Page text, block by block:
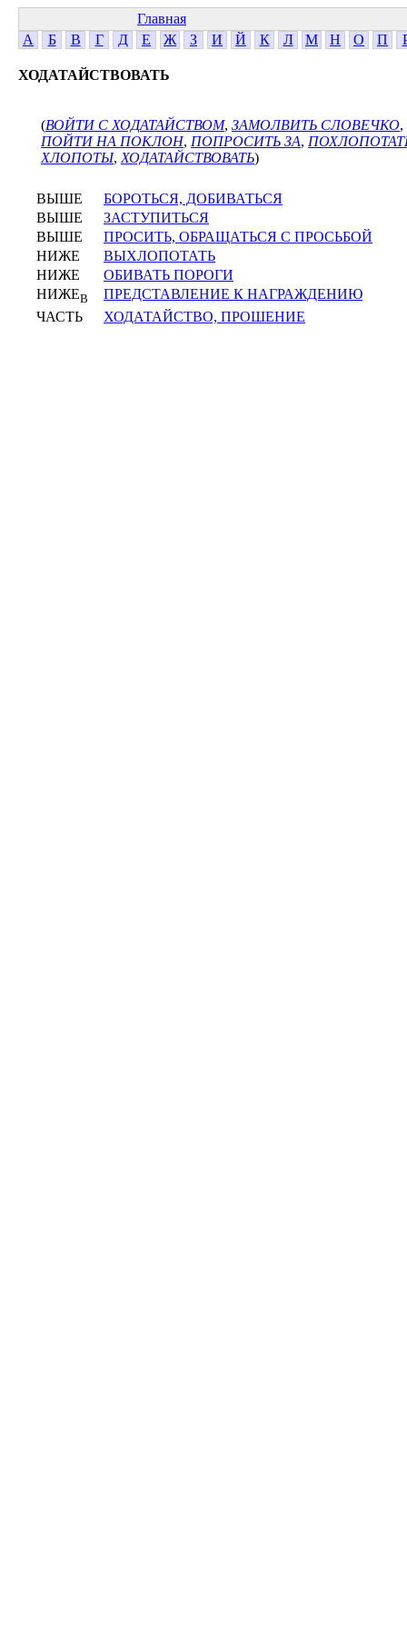
Главная
А
Б В Г Д Е Ж З И Й К Л М Н О П
ХОДАТАЙСТВОВАТЬ
(ВОЙТИ С ХОДАТАЙСТВОМ, ЗАМОЛВИТЬ СЛОВЕЧКО,
ПОЙТИ НА ПОКЛОН, ПОПРОСИТЬ ЗА,
ХЛОПОТЫ, ХОДАТАЙСТВОВАТЬ)
ВЫШЕ
БОРОТЬСЯ, ДОБИВАТЬСЯ
ВЫШЕ
ЗАСТУПИТЬСЯ
ВЫШЕ
ПРОСИТЬ, ОБРАЩАТЬСЯ С ПРОСЬБОЙ
НИЖЕ
ВЫХЛОПОТАТЬ
НИЖЕ
ОБИВАТЬ ПОРОГИ
НИЖЕВ
ПРЕДСТАВЛЕНИЕ К НАГРАЖДЕНИЮ
ЧАСТЬ
ХОДАТАЙСТВО, ПРОШЕНИЕ